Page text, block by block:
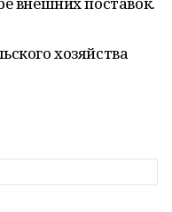
хозяйства